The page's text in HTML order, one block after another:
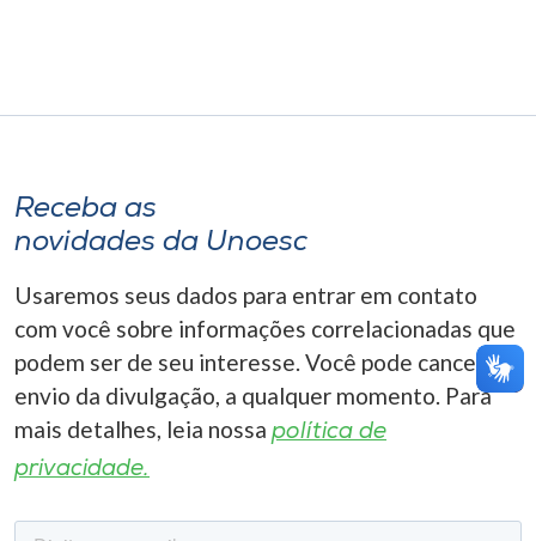
A+
Receba as
novidades da Unoesc
Usaremos seus dados para entrar em contato
com você sobre informações correlacionadas que
podem ser de seu interesse. Você pode cancelar o
envio da divulgação, a qualquer momento. Para
mais detalhes, leia nossa política de
privacidade.